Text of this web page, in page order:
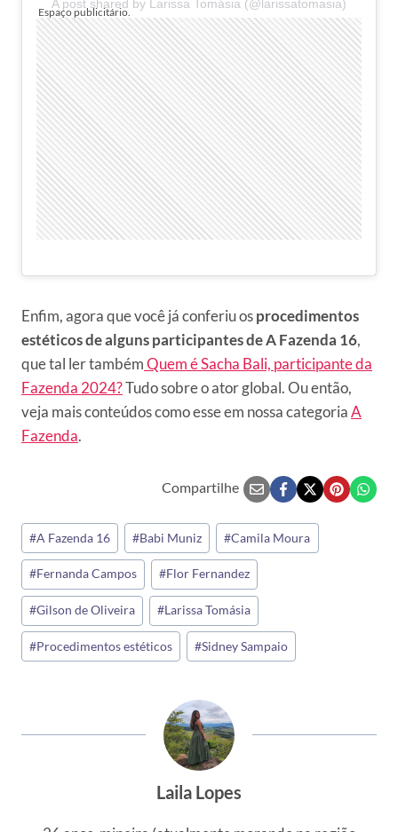
A post shared by Larissa Tomásia (@larissatomasia)
Enfim, agora que você já conferiu osprocedimentos
estéticos de alguns participantes de A Fazenda 16,
que tal ler tambémQuem é Sacha Bali, participante da
Fazenda 2024?Tudo sobre o ator global. Ou então,
veja mais conteúdos como esse em nossa categoriaA
Fazenda.
Compartilhe
Tags
do
Post:
#A Fazenda 16 #Babi Muniz #Camila Moura
#Fernanda Campos #Flor Fernandez
#Gilson de Oliveira #Larissa Tomásia
#Procedimentos estéticos #Sidney Sampaio
Laila Lopes